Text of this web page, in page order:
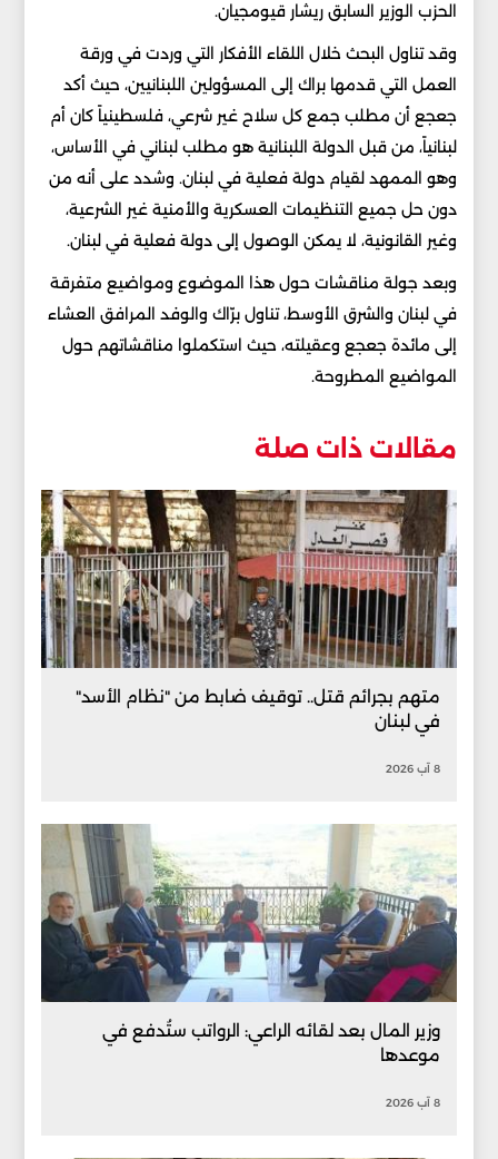
الحزب الوزير السابق ريشار قيومجيان.
وقد تناول البحث خلال اللقاء الأفكار التي وردت في ورقة
العمل التي قدمها براك إلى المسؤولين اللبنانيين، حيث أكد
جعجع أن مطلب جمع كل سلاح غير شرعي، فلسطينياً كان أم
لبنانياً، من قبل الدولة اللبنانية هو مطلب لبناني في الأساس،
وهو الممهد لقيام دولة فعلية في لبنان. وشدد على أنه من
دون حل جميع التنظيمات العسكرية والأمنية غير الشرعية،
وغير القانونية، لا يمكن الوصول إلى دولة فعلية في لبنان.
وبعد جولة مناقشات حول هذا الموضوع ومواضيع متفرقة
في لبنان والشرق الأوسط، تناول برّاك والوفد المرافق العشاء
إلى مائدة جعجع وعقيلته، حيث استكملوا مناقشاتهم حول
المواضيع المطروحة.
مقالات ذات صلة
متهم بجرائم قتل.. توقيف ضابط من "نظام الأسد"
في لبنان
8 آب 2026
وزير المال بعد لقائه الراعي: الرواتب ستُدفع في
موعدها
8 آب 2026